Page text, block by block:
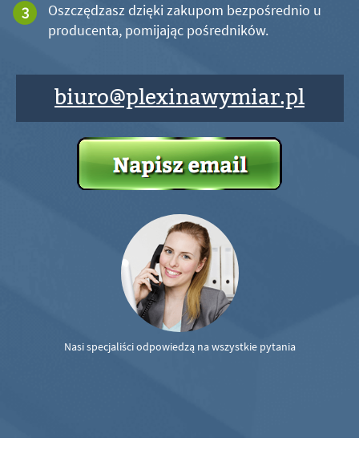
Oszczędzasz dzięki zakupom bezpośrednio u
producenta, pomijając pośredników.
biuro@plexinawymiar.pl
Nasi specjaliści odpowiedzą na wszystkie pytania